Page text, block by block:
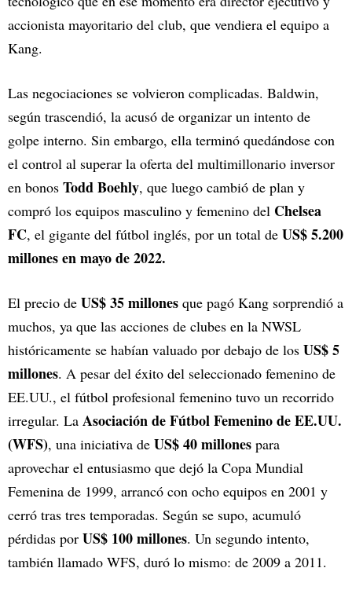
accionista mayoritario del club, que vendiera el equipo a
Kang.
Las negociaciones se volvieron complicadas. Baldwin,
según trascendió, la acusó de organizar un intento de
golpe interno. Sin embargo, ella terminó quedándose con
el control al superar la oferta del multimillonario inversor
en bonos Todd Boehly, que luego cambió de plan y
compró los equipos masculino y femenino del Chelsea
FC, el gigante del fútbol inglés, por un total de US$ 5.200
millones en mayo de 2022.
El precio de US$ 35 millones que pagó Kang sorprendió a
muchos, ya que las acciones de clubes en la NWSL
históricamente se habían valuado por debajo de los US$ 5
millones. A pesar del éxito del seleccionado femenino de
EE.UU., el fútbol profesional femenino tuvo un recorrido
irregular. La Asociación de Fútbol Femenino de EE.UU.
(WFS), una iniciativa de US$ 40 millones para
aprovechar el entusiasmo que dejó la Copa Mundial
Femenina de 1999, arrancó con ocho equipos en 2001 y
cerró tras tres temporadas. Según se supo, acumuló
pérdidas por US$ 100 millones. Un segundo intento,
también llamado WFS, duró lo mismo: de 2009 a 2011.